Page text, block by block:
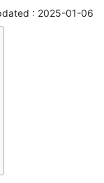
권 인테리어
: 2025-01-06